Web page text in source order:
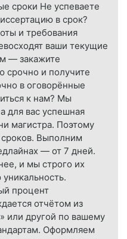
сроки Не успеваете
в срок?
и требования
ваши текущие
— закажите
срочно и получите
в оговорённые
к нам? Мы
для вас успешная
магистра. Поэтому
Выполним
— от 7 дней.
и мы строго их
процент
отчётом из
или другой по вашему
Оформляем